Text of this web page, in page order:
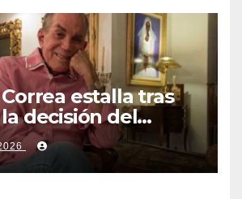
estalla tras
decisión del
su caso